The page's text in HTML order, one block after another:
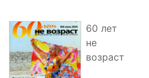
60 лет
не
возраст